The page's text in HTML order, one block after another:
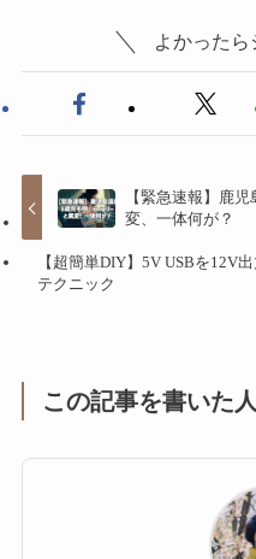
よかったら
【緊急速報】鹿
変、一体何が？
【超簡単DIY】5V USBを12V
テクニック
この記事を書いた人